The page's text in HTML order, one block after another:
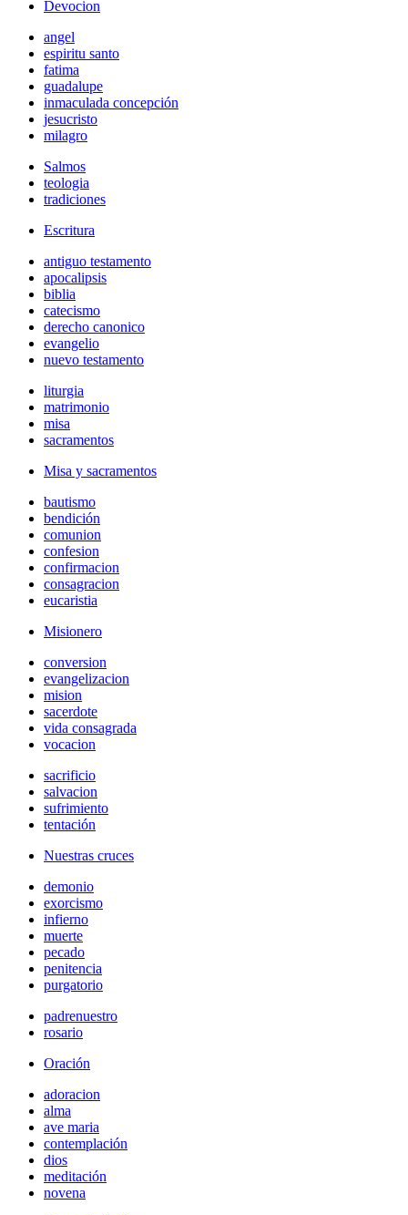
Devocion
angel
espiritu santo
fatima
guadalupe
inmaculada concepción
jesucristo
milagro
Salmos
teologia
tradiciones
Escritura
antiguo testamento
apocalipsis
biblia
catecismo
derecho canonico
evangelio
nuevo testamento
liturgia
matrimonio
misa
sacramentos
Misa y sacramentos
bautismo
bendición
comunion
confesion
confirmacion
consagracion
eucaristia
Misionero
conversion
evangelizacion
mision
sacerdote
vida consagrada
vocacion
sacrificio
salvacion
sufrimiento
tentación
Nuestras cruces
demonio
exorcismo
infierno
muerte
pecado
penitencia
purgatorio
padrenuestro
rosario
Oración
adoracion
alma
ave maria
contemplación
dios
meditación
novena